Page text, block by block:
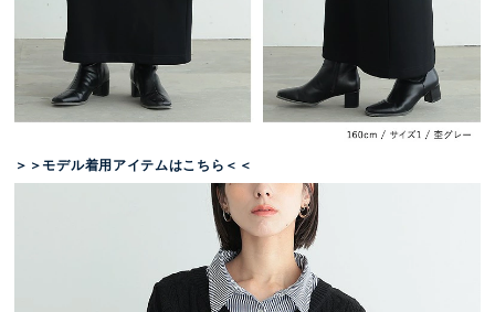
＞＞モデル着用アイテムはこちら＜＜